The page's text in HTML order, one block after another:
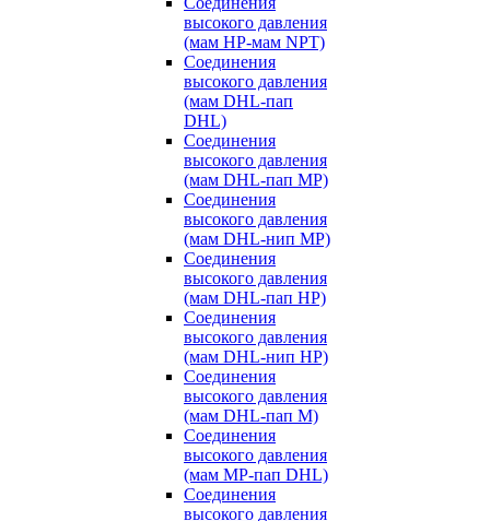
высокого давления
(мам HP-мам NPT)
Соединения
высокого давления
(мам DHL-пап
DHL)
Соединения
высокого давления
(мам DHL-пап MP)
Соединения
высокого давления
(мам DHL-нип MP)
Соединения
высокого давления
(мам DHL-пап HP)
Соединения
высокого давления
(мам DHL-нип HP)
Соединения
высокого давления
(мам DHL-пап M)
Соединения
высокого давления
(мам MP-пап DHL)
Соединения
высокого давления